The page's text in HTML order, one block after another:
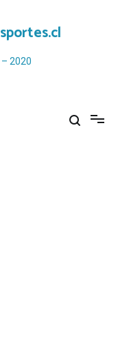
2020